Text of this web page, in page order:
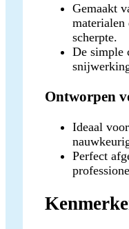
Gemaakt
materialen
scherpte.
De simple
Ontworpen
Ideaal
Perfect